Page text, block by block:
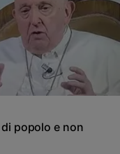
popolo e non